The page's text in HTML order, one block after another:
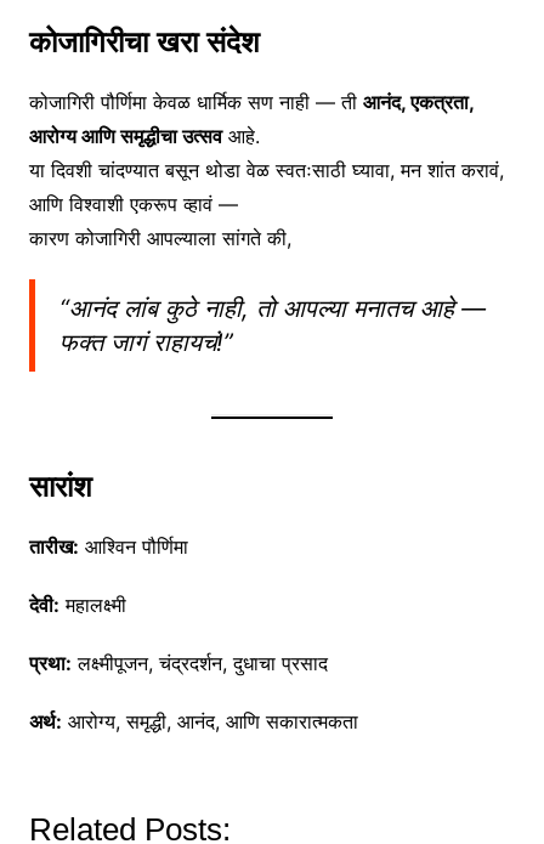
कोजागिरीचा खरा संदेश
कोजागिरी पौर्णिमा केवळ धार्मिक सण नाही — ती आनंद, एकत्रता,
आरोग्य आणि समृद्धीचा उत्सवआहे.
या दिवशी चांदण्यात बसून थोडा वेळ स्वतःसाठी घ्यावा, मन शांत करावं,
आणि विश्वाशी एकरूप व्हावं —
कारण कोजागिरी आपल्याला सांगते की,
“आनंद लांब कुठे नाही, तो आपल्या मनातच आहे —
फक्त जागं राहायचं!”
सारांश
तारीख: आश्विन पौर्णिमा
देवी: महालक्ष्मी
प्रथा: लक्ष्मीपूजन, चंद्रदर्शन, दुधाचा प्रसाद
अर्थ: आरोग्य, समृद्धी, आनंद, आणि सकारात्मकता
Related Posts: